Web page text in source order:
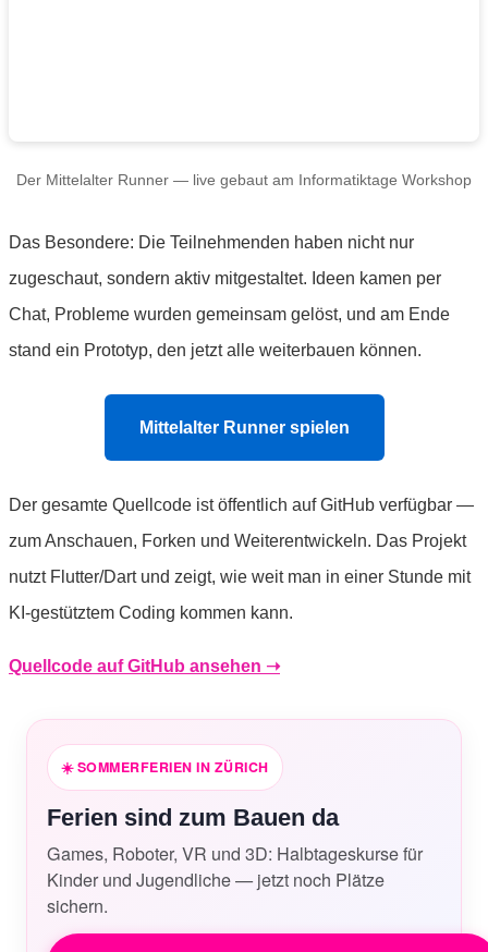
Der Mittelalter Runner — live gebaut am Informatiktage Workshop
Das Besondere: Die Teilnehmenden haben nicht nur
zugeschaut, sondern aktiv mitgestaltet. Ideen kamen per
Chat, Probleme wurden gemeinsam gelöst, und am Ende
stand ein Prototyp, den jetzt alle weiterbauen können.
Mittelalter Runner spielen
Der gesamte Quellcode ist öffentlich auf GitHub verfügbar —
zum Anschauen, Forken und Weiterentwickeln. Das Projekt
nutzt Flutter/Dart und zeigt, wie weit man in einer Stunde mit
KI-gestütztem Coding kommen kann.
Quellcode auf GitHub ansehen ➝
☀️SOMMERFERIEN IN ZÜRICH
Ferien sind zum Bauen da
Games, Roboter, VR und 3D: Halbtageskurse für
Kinder und Jugendliche — jetzt noch Plätze
sichern.